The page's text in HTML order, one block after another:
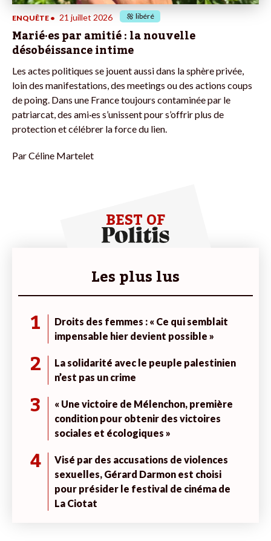
ENQUÊTE • 21 juillet 2026 libéré
Marié·es par amitié : la nouvelle
désobéissance intime
Les actes politiques se jouent aussi dans la sphère privée,
loin des manifestations, des meetings ou des actions coups
de poing. Dans une France toujours contaminée par le
patriarcat, des ami·es s’unissent pour s’offrir plus de
protection et célébrer la force du lien.
ParCéline Martelet
BEST OF
Les plus lus
1
Droits des femmes : « Ce qui semblait
impensable hier devient possible »
2
La solidarité avec le peuple palestinien
n’est pas un crime
3
« Une victoire de Mélenchon, première
condition pour obtenir des victoires
sociales et écologiques »
4
Visé par des accusations de violences
sexuelles, Gérard Darmon est choisi
pour présider le festival de cinéma de
La Ciotat